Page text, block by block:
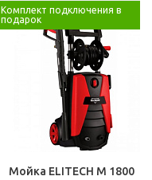
Комплект подключения в
подарок
Мойка ELITECH М 1800